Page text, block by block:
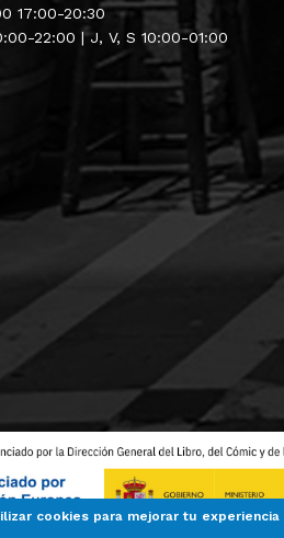
17:00-20:30
22:00 | J, V, S 10:00-01:00
cookies para mejorar tu experiencia